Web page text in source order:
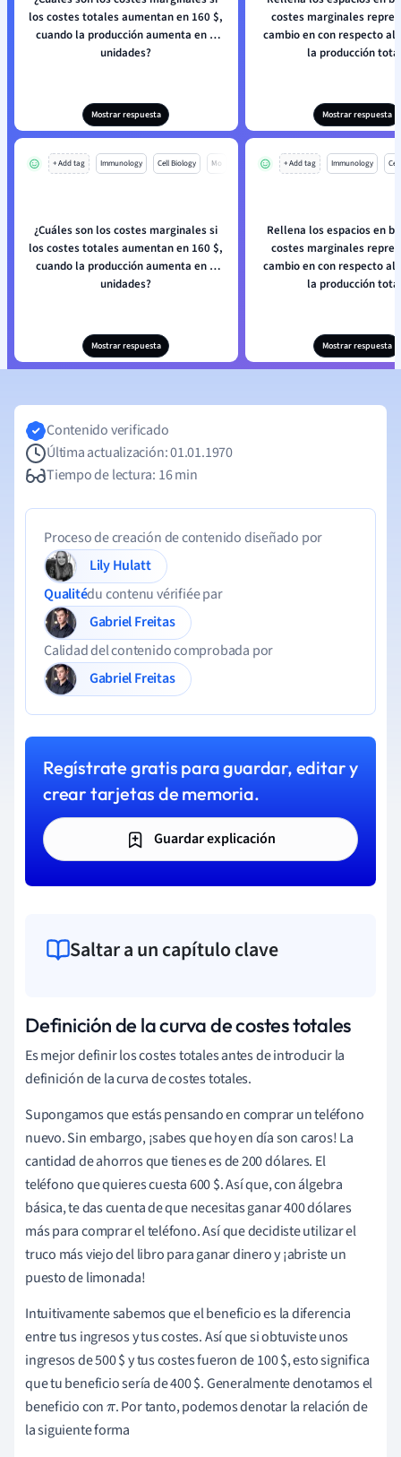
los costes totales aumentan en 160 $,
cuando la producción aumenta en 4
unidades?
Mostrar respuesta
costes marginales
cambio en con respecto al cambio en
la producción
Mostrar respuesta
+ Add tag Immunology Cell Biology Mo
¿Cuáles son los costes marginales si
los costes totales aumentan en 160 $,
cuando la producción aumenta en 4
unidades?
Mostrar respuesta
+ Add tag Immunology
Rellena los espacios en
costes marginales
cambio en con respecto al cambio en
la producción
Mostrar respuesta
Contenido verificado
Última actualización: 01.01.1970
Tiempo de lectura: 16 min
Proceso de creación de contenido diseñado por
Lily Hulatt
Qualitédu contenu vérifiée par
Gabriel Freitas
Calidad del contenido comprobada por
Gabriel Freitas
Regístrate gratis para guardar, editar y
crear tarjetas de memoria.
Guardar explicación
Saltar a un capítulo clave
Definición de la curva de costes totales
Es mejor definir los costes totales antes de introducir la
definición de la curva de costes totales.
Supongamos que estás pensando en comprar un teléfono
nuevo. Sin embargo, ¡sabes que hoy en día son caros! La
cantidad de ahorros que tienes es de 200 dólares. El
teléfono que quieres cuesta 600 $. Así que, con álgebra
básica, te das cuenta de que necesitas ganar 400 dólares
más para comprar el teléfono. Así que decidiste utilizar el
truco más viejo del libro para ganar dinero y ¡abriste un
puesto de limonada!
Intuitivamente sabemos que el beneficio es la diferencia
entre tus ingresos y tus costes. Así que si obtuviste unos
ingresos de 500 $ y tus costes fueron de 100 $, esto significa
que tu beneficio sería de 400 $. Generalmente denotamos el
beneficio conπ. Por tanto, podemos denotar la relación de
la siguiente forma